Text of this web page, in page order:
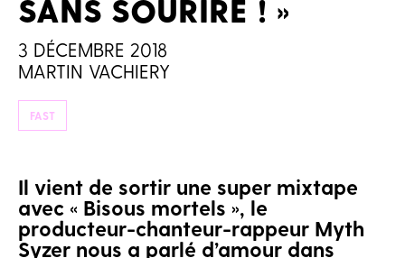
SANS SOURIRE ! »
3 DÉCEMBRE 2018
MARTIN VACHIERY
FAST
Il vient de sortir une super mixtape
avec « Bisous mortels », le
producteur-chanteur-rappeur Myth
Syzer nous a parlé d’amour dans